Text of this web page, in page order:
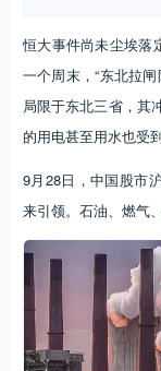
恒大事件尚未尘埃落
一个周末，“东北拉
局限于东北三省，其
的用电甚至用水也受
9月28日，中国股市
来引领。石油、燃气